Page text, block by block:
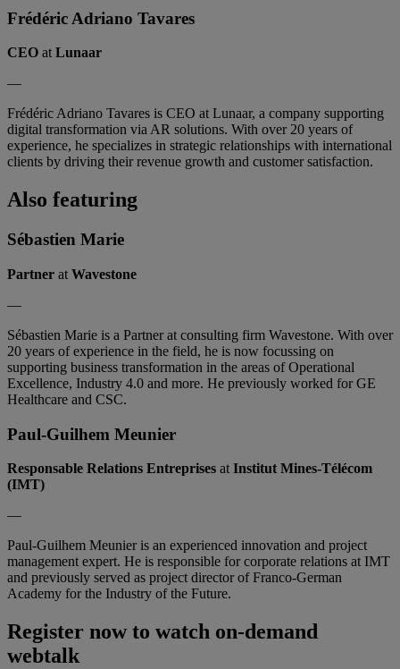
Frédéric Adriano Tavares
CEO at Lunaar
—
Frédéric Adriano Tavares is CEO at Lunaar, a company supporting
digital transformation via AR solutions. With over 20 years of
experience, he specializes in strategic relationships with international
clients by driving their revenue growth and customer satisfaction.
Also featuring
Sébastien Marie
Partner at Wavestone
—
Sébastien Marie is a Partner at consulting firm Wavestone. With over
20 years of experience in the field, he is now focussing on
supporting business transformation in the areas of Operational
Excellence, Industry 4.0 and more. He previously worked for GE
Healthcare and CSC.
Paul-Guilhem Meunier
Responsable Relations Entreprises at Institut Mines-Télécom
(IMT)
—
Paul-Guilhem Meunier is an experienced innovation and project
management expert. He is responsible for corporate relations at IMT
and previously served as project director of Franco-German
Academy for the Industry of the Future.
Register now to watch on-demand
webtalk